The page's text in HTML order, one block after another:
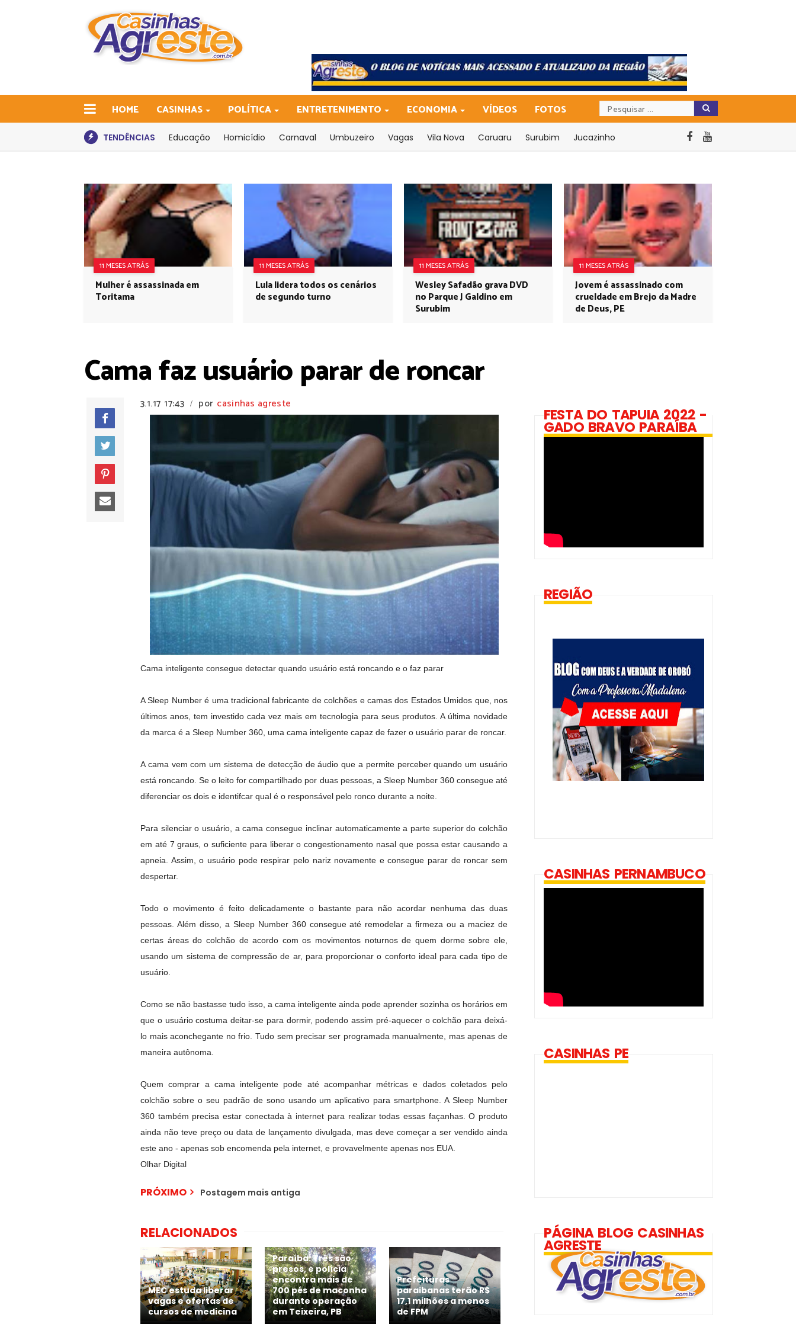
HOME CASINHAS POLÍTICA ENTRETENIMENTO ECONOMIA VÍDEOS FOTOS
TENDÊNCIAS Educação Homicídio Carnaval Umbuzeiro Vagas Vila Nova Caruaru Surubim Jucazinho
11 MESES ATRÁS
Mulher é assassinada em
Toritama
11 MESES ATRÁS
Lula lidera todos os cenários
de segundo turno
11 MESES ATRÁS
Wesley Safadão grava DVD
no Parque J Galdino em
Surubim
11 MESES ATRÁS
Jovem é assassinado com
crueldade em Brejo da Madre
de Deus, PE
Cama faz usuário parar de roncar
3.1.17 17:43 / por casinhas agreste
Cama inteligente consegue detectar quando usuário está roncando e o faz parar
A Sleep Number é uma tradicional fabricante de colchões e camas dos Estados Umidos que, nos
últimos anos, tem investido cada vez mais em tecnologia para seus produtos. A última novidade
da marca é a Sleep Number 360, uma cama inteligente capaz de fazer o usuário parar de roncar.
A cama vem com um sistema de detecção de áudio que a permite perceber quando um usuário
está roncando. Se o leito for compartilhado por duas pessoas, a Sleep Number 360 consegue até
diferenciar os dois e identifcar qual é o responsável pelo ronco durante a noite.
Para silenciar o usuário, a cama consegue inclinar automaticamente a parte superior do colchão
em até 7 graus, o suficiente para liberar o congestionamento nasal que possa estar causando a
apneia. Assim, o usuário pode respirar pelo nariz novamente e consegue parar de roncar sem
despertar.
Todo o movimento é feito delicadamente o bastante para não acordar nenhuma das duas
pessoas. Além disso, a Sleep Number 360 consegue até remodelar a firmeza ou a maciez de
certas áreas do colchão de acordo com os movimentos noturnos de quem dorme sobre ele,
usando um sistema de compressão de ar, para proporcionar o conforto ideal para cada tipo de
usuário.
Como se não bastasse tudo isso, a cama inteligente ainda pode aprender sozinha os horários em
que o usuário costuma deitar-se para dormir, podendo assim pré-aquecer o colchão para deixá-
lo mais aconchegante no frio. Tudo sem precisar ser programada manualmente, mas apenas de
maneira autônoma.
Quem comprar a cama inteligente pode até acompanhar métricas e dados coletados pelo
colchão sobre o seu padrão de sono usando um aplicativo para smartphone. A Sleep Number
360 também precisa estar conectada à internet para realizar todas essas façanhas. O produto
ainda não teve preço ou data de lançamento divulgada, mas deve começar a ser vendido ainda
este ano - apenas sob encomenda pela internet, e provavelmente apenas nos EUA.
Olhar Digital
PRÓXIMO Postagem mais antiga
RELACIONADOS
MEC estuda liberar
vagas e ofertas de
cursos de medicina
Paraíba: Três são
presos, e polícia
encontra mais de
700 pés de maconha
durante operação
em Teixeira, PB
Prefeituras
paraibanas terão R$
17,1 milhões a menos
de FPM
FESTA DO TAPUIA 2022 -
GADO BRAVO PARAÍBA
REGIÃO
CASINHAS PERNAMBUCO
CASINHAS PE
PÁGINA BLOG CASINHAS
AGRESTE